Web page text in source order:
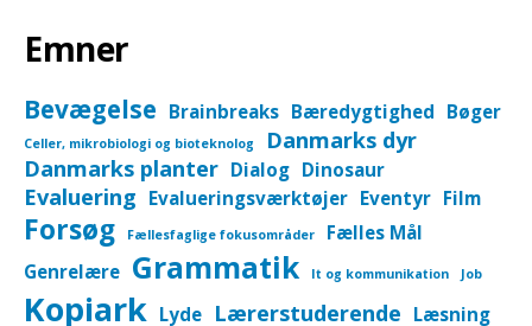
Emner
Bevægelse Brainbreaks Bæredygtighed Bøger
Celler, mikrobiologi og bioteknolog
Danmarks dyr
Danmarks planter Dialog Dinosaur
Evaluering Evalueringsværktøjer Eventyr Film
Forsøg Fællesfaglige fokusområder
Fælles Mål
Genrelære Grammatik It og kommunikation Job
Kopiark Lyde Lærerstuderende Læsning